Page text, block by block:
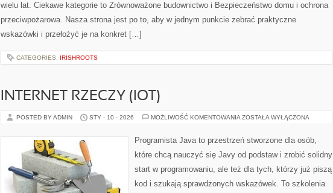
wielu lat. Ciekawe kategorie to Zrównoważone budownictwo i Bezpieczeństwo domu i ochrona
przeciwpożarowa. Nasza strona jest po to, aby w jednym punkcie zebrać praktyczne
wskazówki i przełożyć je na konkret […]
CATEGORIES: IRISHROOTS
INTERNET RZECZY (IOT)
POSTED BY ADMIN STY - 10 - 2026 MOŻLIWOŚĆ KOMENTOWANIA INTERNET
ZOSTAŁA WYŁĄCZONA
Programista Java to przestrzeń stworzone dla osób,
które chcą nauczyć się Javy od podstaw i zrobić solidny
start w programowaniu, ale też dla tych, którzy już piszą
kod i szukają sprawdzonych wskazówek. To szkolenia